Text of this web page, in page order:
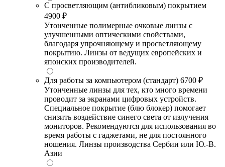
С просветляющим (антибликовым) покрытием
4900 ₽
Утонченные полимерные очковые линзы с
улучшенными оптическими свойствами,
благодаря упрочняющему и просветляющему
покрытию. Линзы от ведущих европейских и
японских производителей.
Для работы за компьютером (стандарт) 6700 ₽
Утонченные линзы для тех, кто много времени
проводит за экранами цифровых устройств.
Специальное покрытие (блю блокер) помогает
снизить воздействие синего света от излучения
мониторов. Рекомендуются для использования во
время работы с гаджетами, не для постоянного
ношения. Линзы производства Сербии или Ю.-В.
Азии